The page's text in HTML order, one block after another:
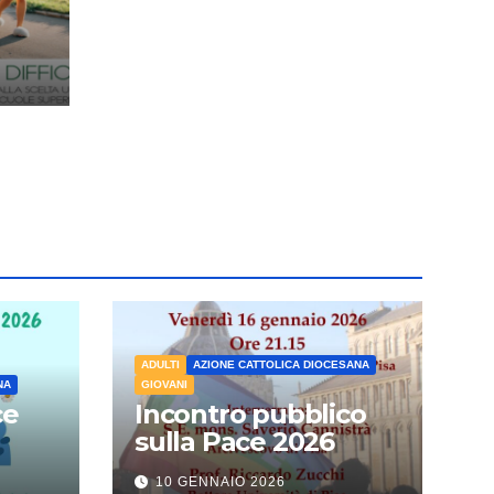
ADULTI
AZIONE CATTOLICA DIOCESANA
GIOVANI
Incontro pubblico
sulla Pace 2026
10 GENNAIO 2026